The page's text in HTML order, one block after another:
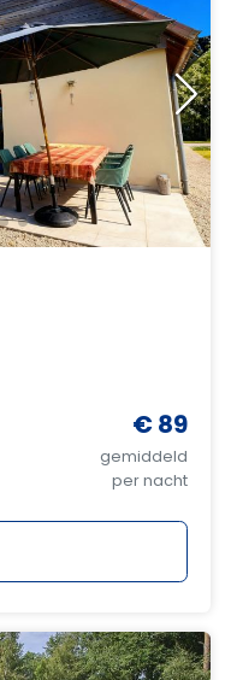
€ 89
gemiddeld
per nacht